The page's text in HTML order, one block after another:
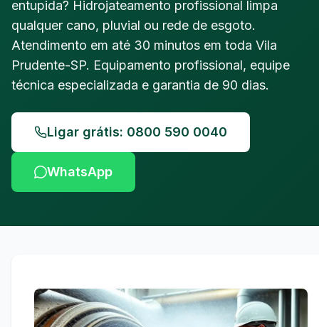
entupida? Hidrojateamento profissional limpa
qualquer cano, pluvial ou rede de esgoto.
Atendimento em até 30 minutos em toda Vila
Prudente-SP. Equipamento profissional, equipe
técnica especializada e garantia de 90 dias.
Ligar grátis: 0800 590 0040
WhatsApp